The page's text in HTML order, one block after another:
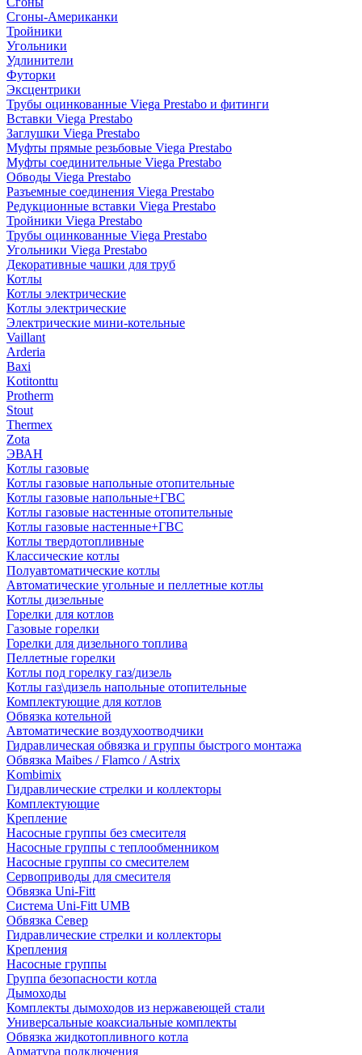
Сгоны-Американки
Тройники
Угольники
Удлинители
Футорки
Эксцентрики
Трубы оцинкованные Viega Prestabo и фитинги
Вставки Viega Prestabo
Заглушки Viega Prestabo
Муфты прямые резьбовые Viega Prestabo
Муфты соединительные Viega Prestabo
Обводы Viega Prestabo
Разъемные соединения Viega Prestabo
Редукционные вставки Viega Prestabo
Тройники Viega Prestabo
Трубы оцинкованные Viega Prestabo
Угольники Viega Prestabo
Декоративные чашки для труб
Котлы
Котлы электрические
Котлы электрические
Электрические мини-котельные
Vaillant
Arderia
Baxi
Kotitonttu
Protherm
Stout
Thermex
Zota
ЭВАН
Котлы газовые
Котлы газовые напольные отопительные
Котлы газовые напольные+ГВС
Котлы газовые настенные отопительные
Котлы газовые настенные+ГВС
Котлы твердотопливные
Классические котлы
Полуавтоматические котлы
Автоматические угольные и пеллетные котлы
Котлы дизельные
Горелки для котлов
Газовые горелки
Горелки для дизельного топлива
Пеллетные горелки
Котлы под горелку газ/дизель
Котлы газ\дизель напольные отопительные
Комплектующие для котлов
Обвязка котельной
Автоматические воздухоотводчики
Гидравлическая обвязка и группы быстрого монтажа
Обвязка Maibes / Flamco / Astrix
Kombimix
Гидравлические стрелки и коллекторы
Комплектующие
Крепление
Насосные группы без смесителя
Насосные группы с теплообменником
Насосные группы со смесителем
Сервоприводы для смесителя
Обвязка Uni-Fitt
Система Uni-Fitt UMB
Обвязка Север
Гидравлические стрелки и коллекторы
Крепления
Насосные группы
Группа безопасности котла
Дымоходы
Комплекты дымоходов из нержавеющей стали
Универсальные коаксиальные комплекты
Обвязка жидкотопливного котла
Арматура подключения